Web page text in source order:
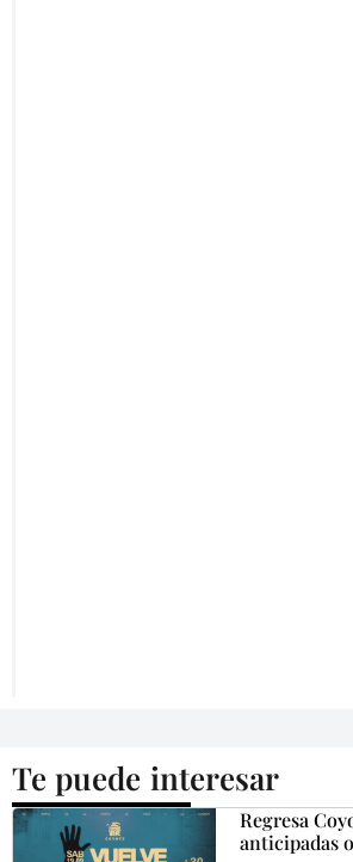
Te puede interesar
Regresa
anticipadas